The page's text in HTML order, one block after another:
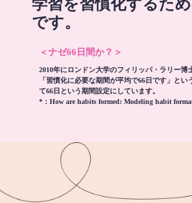
学習を習慣化するた
です。
＜ナゼ66日間か？＞
2010年にロンドン大学のフィリッパ・ラリー博
「習慣化に必要な期間が平均で66日です」と
て66日という期間設定にしています。
*： How are habits formed: Modeling habit